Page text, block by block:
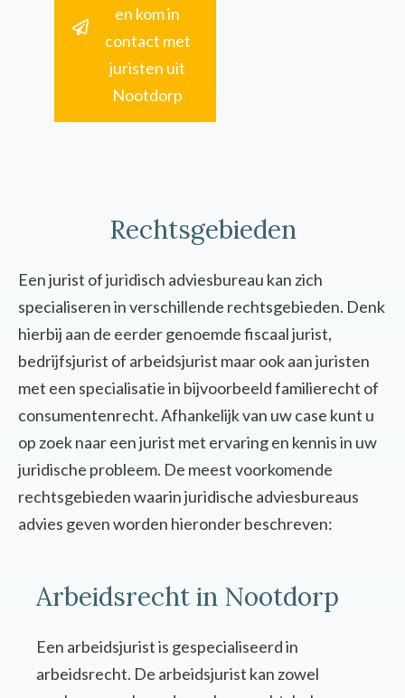
en kom in
contact met
juristen uit
Nootdorp
Rechtsgebieden
Een jurist of juridisch adviesbureau kan zich
specialiseren in verschillende rechtsgebieden. Denk
hierbij aan de eerder genoemde fiscaal jurist,
bedrijfsjurist of arbeidsjurist maar ook aan juristen
met een specialisatie in bijvoorbeeld familierecht of
consumentenrecht. Afhankelijk van uw case kunt u
op zoek naar een jurist met ervaring en kennis in uw
juridische probleem. De meest voorkomende
rechtsgebieden waarin juridische adviesbureaus
advies geven worden hieronder beschreven:
Arbeidsrecht in Nootdorp
Een arbeidsjurist is gespecialiseerd in
arbeidsrecht. De arbeidsjurist kan zowel